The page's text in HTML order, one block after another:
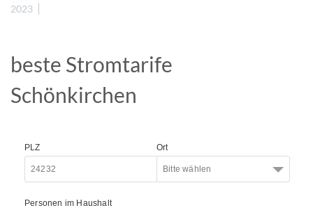
2023
beste Stromtarife
Schönkirchen